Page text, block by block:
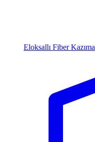
Eloksallı Fiber Kazıma